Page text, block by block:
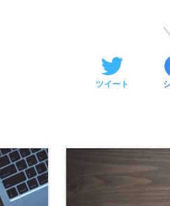
ツイート